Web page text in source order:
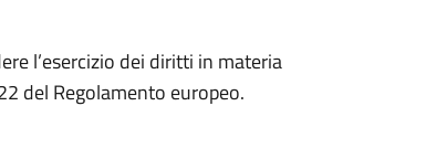
l’esercizio dei diritti in materia
del Regolamento europeo.